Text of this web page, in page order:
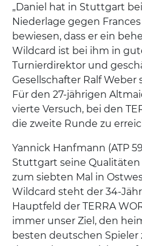
„Daniel hat in Stuttgart
Niederlage gegen
bewiesen, dass er ein
Wildcard ist bei ihm in
Turnierdirektor und
Gesellschafter Ralf
Für den 27-jährigen
vierte Versuch, bei den
die zweite Runde zu
Yannick Hanfmann (ATP
Stuttgart seine
zum siebten Mal in
Wildcard steht der 34-
Hauptfeld der TERRA
immer unser Ziel, den
besten deutschen Spieler